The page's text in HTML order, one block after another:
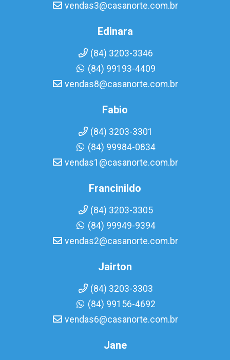
vendas3@casanorte.com.br
Edinara
(84) 3203-3346
(84) 99193-4409
vendas8@casanorte.com.br
Fabio
(84) 3203-3301
(84) 99984-0834
vendas1@casanorte.com.br
Francinildo
(84) 3203-3305
(84) 99949-9394
vendas2@casanorte.com.br
Jairton
(84) 3203-3303
(84) 99156-4692
vendas6@casanorte.com.br
Jane